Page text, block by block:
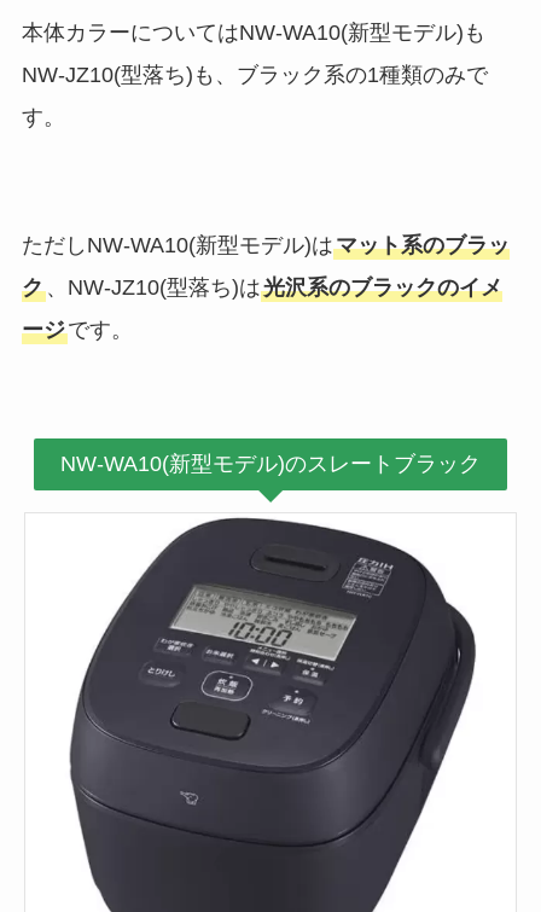
本体カラーについてはNW-WA10(新型モデル)も
NW-JZ10(型落ち)も、ブラック系の1種類のみで
す。
ただしNW-WA10(新型モデル)はマット系のブラッ
ク、NW-JZ10(型落ち)は光沢系のブラックのイメ
ージです。
NW-WA10(新型モデル)のスレートブラック